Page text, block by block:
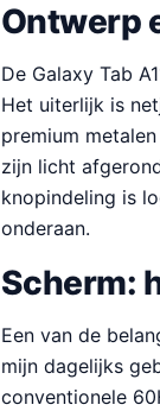
Ontwerp
De Galaxy Tab
Het uiterlijk is
premium
zijn licht
knopindeling is
onderaan.
Scherm:
Een van de
mijn dagelijks
conventionele